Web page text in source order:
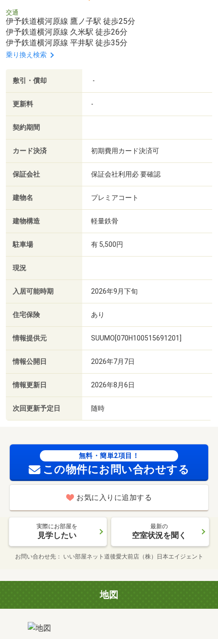
交通
伊予鉄道横河原線 鷹ノ子駅 徒歩25分
伊予鉄道横河原線 久米駅 徒歩26分
伊予鉄道横河原線 平井駅 徒歩35分
乗り換え検索
敷引・償却 -
更新料 -
契約期間
カード決済 初期費用カード決済可
保証会社 保証会社利用必 要確認
建物名 プレミアコート
建物構造 軽量鉄骨
駐車場 有 5,500円
現況
入居可能時期 2026年9月下旬
住宅保険 あり
情報提供元 SUUMO[070H100515691201]
情報公開日 2026年7月7日
情報更新日 2026年8月6日
次回更新予定日 随時
無料・簡単2項目！
この物件にお問い合わせする
お気に入りに追加する
実際にお部屋を
見学したい
最新の
空室状況を聞く
お問い合わせ先 いい部屋ネット道後愛大前店（株）日本エイジェント
地図